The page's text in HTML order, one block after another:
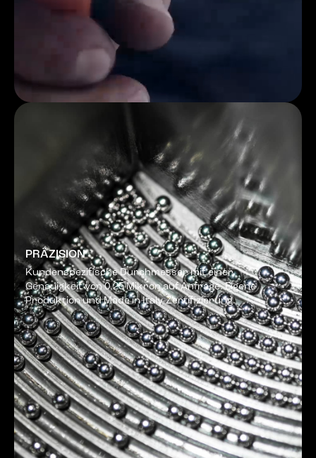
PRÄZISION
Kundenspezifische Durchmesser mit einer
Genauigkeit von 0,25 Mikron auf Anfrage. Eigene
Produktion und Made in Italy-Zertifizierung.